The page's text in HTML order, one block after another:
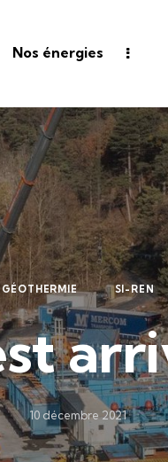
Nos énergies
GÉOTHERMIE SI-REN
10 décembre 2021